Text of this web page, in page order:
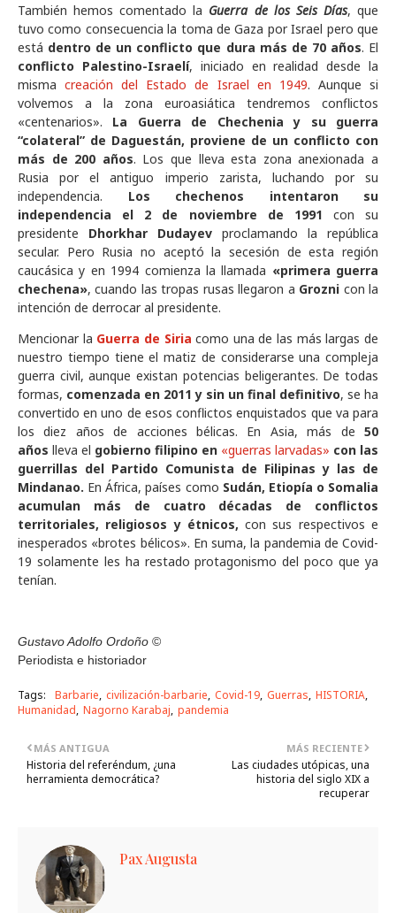
También hemos comentado la Guerra de los Seis Días, que
tuvo como consecuencia la toma de Gaza por Israel pero que
está dentro de un conflicto que dura más de 70 años. El
conflicto Palestino-Israelí, iniciado en realidad desde la
mismacreación del Estado de Israel en 1949. Aunque si
volvemos a la zona euroasiática tendremos conflictos
«centenarios». La Guerra de Chechenia y su guerra
“colateral” de Daguestán, proviene de un conflicto con
más de 200 años. Los que lleva esta zona anexionada a
Rusia por el antiguo imperio zarista, luchando por su
independencia. Los chechenos
intentaron su
independencia el 2 de noviembre de 1991 con su
presidente Dhorkhar Dudayev proclamando la república
secular. Pero Rusia no aceptó la secesión de esta región
caucásica y en 1994 comienza la llamada «primera guerra
chechena», cuando las tropas rusas llegaron a Grozni con la
intención de derrocar al presidente.
Mencionar la Guerra de Siria como una de las más largas de
nuestro tiempo tiene el matiz de considerarse una compleja
guerra civil, aunque existan potencias beligerantes. De todas
formas, comenzada en 2011 y sin un final definitivo, se ha
convertido en uno de esos conflictos enquistados que va para
los diez años de acciones bélicas. En Asia, más de 50
años lleva el gobierno filipino en «guerras larvadas» con las
guerrillas del Partido Comunista de Filipinas y las de
Mindanao. En África, países como Sudán, Etiopía o Somalia
acumulan más de cuatro décadas de conflictos
territoriales, religiosos y étnicos,con sus respectivos e
inesperados «brotes bélicos». En suma, la pandemia de Covid-
19 solamente les ha restado protagonismo del poco que ya
tenían.
Gustavo Adolfo Ordoño ©
Periodista e historiador
Tags: Barbarie civilización-barbarie Covid-19 Guerras HISTORIA
Humanidad Nagorno Karabaj pandemia
MÁS RECIENTE
Las ciudades utópicas, una
historia del siglo XIX a
recuperar
MÁS ANTIGUA
Historia del referéndum, ¿una
herramienta democrática?
Pax Augusta